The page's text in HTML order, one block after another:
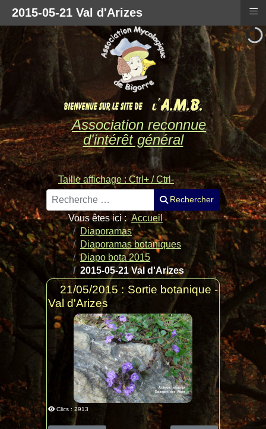
Association reconnue
d'intérêt général
Taille affichage : Ctrl+ / Ctrl-
Rechercher
Rechercher
Vous êtes ici :Accueil
Diaporamas
Diaporamas botaniques
Diapo bota 2015
2015-05-21 Val d'Arizes
21/05/2015 : Sortie botanique -
Val d'Arizes
Clics : 2913
2015-05-21 Val d'Arizes ≡